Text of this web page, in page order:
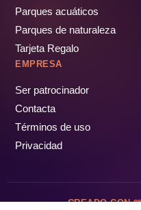
Parques acuáticos
Parques de naturaleza
Tarjeta Regalo
EMPRESA
Ser patrocinador
Contacta
Términos de uso
Privacidad
CREADO CON